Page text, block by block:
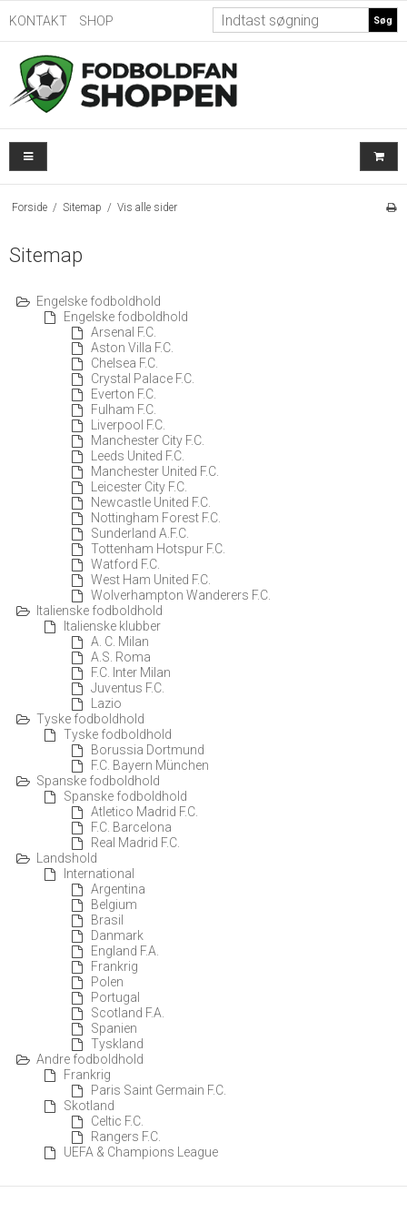
KONTAKT SHOP Søg
Forside / Sitemap / Vis alle sider
Sitemap
Engelske fodboldhold
Engelske fodboldhold
Arsenal F.C.
Aston Villa F.C.
Chelsea F.C.
Crystal Palace F.C.
Everton F.C.
Fulham F.C.
Liverpool F.C.
Manchester City F.C.
Leeds United F.C.
Manchester United F.C.
Leicester City F.C.
Newcastle United F.C.
Nottingham Forest F.C.
Sunderland A.F.C.
Tottenham Hotspur F.C.
Watford F.C.
West Ham United F.C.
Wolverhampton Wanderers F.C.
Italienske fodboldhold
Italienske klubber
A. C. Milan
A.S. Roma
F.C. Inter Milan
Juventus F.C.
Lazio
Tyske fodboldhold
Tyske fodboldhold
Borussia Dortmund
F.C. Bayern München
Spanske fodboldhold
Spanske fodboldhold
Atletico Madrid F.C.
F.C. Barcelona
Real Madrid F.C.
Landshold
International
Argentina
Belgium
Brasil
Danmark
England F.A.
Frankrig
Polen
Portugal
Scotland F.A.
Spanien
Tyskland
Andre fodboldhold
Frankrig
Paris Saint Germain F.C.
Skotland
Celtic F.C.
Rangers F.C.
UEFA & Champions League